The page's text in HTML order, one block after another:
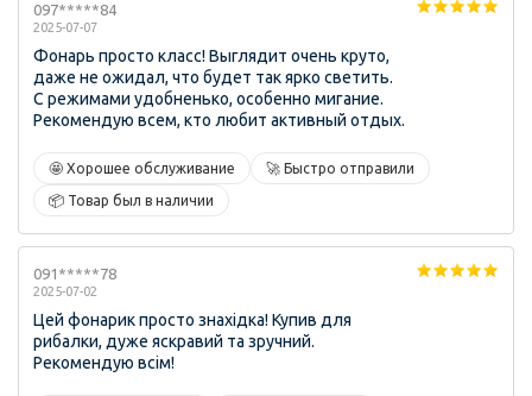
097*****84
2025-07-07
Фонарь просто класс! Выглядит очень круто,
даже не ожидал, что будет так ярко светить.
С режимами удобненько, особенно мигание.
Рекомендую всем, кто любит активный отдых.
🤩 Хорошее обслуживание 🚀 Быстро отправили
📦 Товар был в наличии
091*****78
2025-07-02
Цей фонарик просто знахідка! Купив для
рибалки, дуже яскравий та зручний.
Рекомендую всім!